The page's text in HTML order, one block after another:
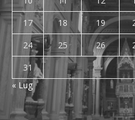
17
18 19
24
25 26
31
« Lug